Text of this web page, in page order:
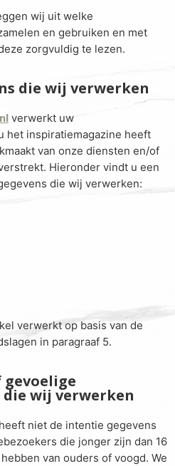
wij uit welke
en gebruiken en met
zorgvuldig te lezen.
die wij verwerken
verwerkt uw
het inspiratiemagazine heeft
van onze diensten en/of
Hieronder vindt u een
die wij verwerken:
verwerkt op basis van de
in paragraaf 5.
gevoelige
die wij verwerken
niet de intentie gegevens
die jonger zijn dan 16
van ouders of voogd. We